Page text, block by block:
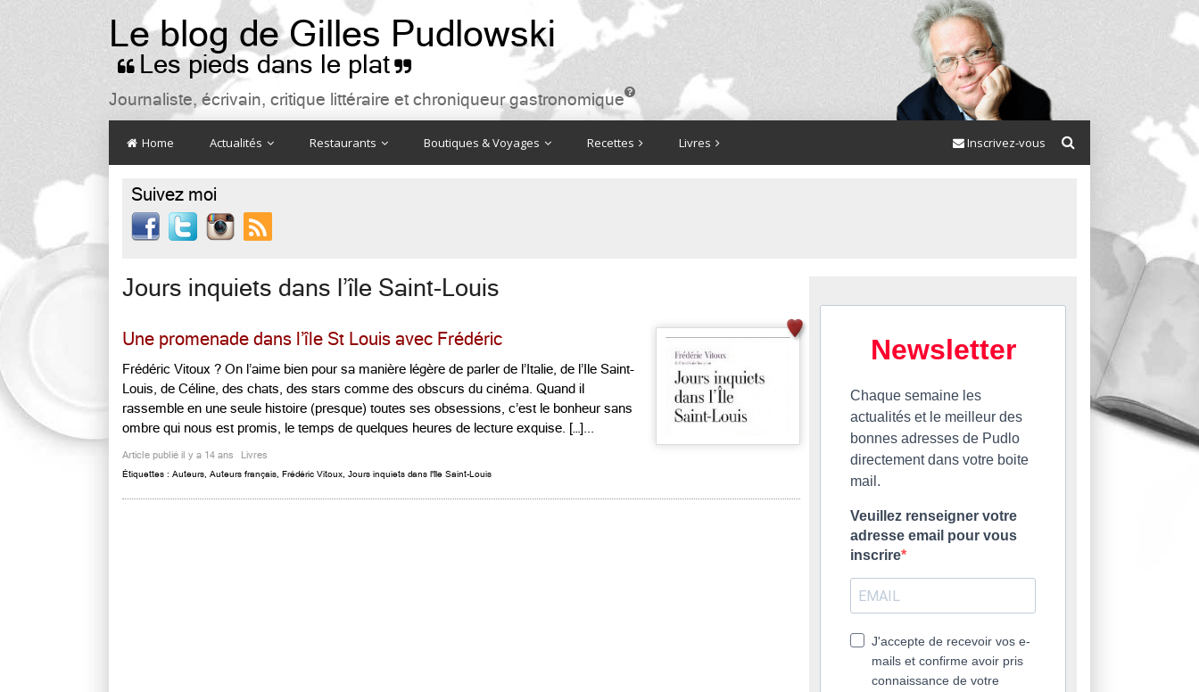
Le blog de Gilles Pudlowski
 Les pieds dans le plat 
Journaliste, écrivain, critique littéraire et chroniqueur gastronomique

Home Actualités Restaurants Boutiques & Voyages Recettes Livres Inscrivez-vous
Suivez moi

Jours inquiets dans l’île Saint-Louis
Une promenade dans l’île St Louis avec Frédéric
Frédéric Vitoux ? On l’aime bien pour sa manière légère de parler de l’Italie, de l’Ile Saint-
Louis, de Céline, des chats, des stars comme des obscurs du cinéma. Quand il
rassemble en une seule histoire (presque) toutes ses obsessions, c’est le bonheur sans
ombre qui nous est promis, le temps de quelques heures de lecture exquise. […]...
Article publié il y a 14 ans Livres
Étiquettes : Auteurs Auteurs français Frédéric Vitoux Jours inquiets dans l'île Saint-Louis
Newsletter
Chaque semaine les
actualités et le meilleur des
bonnes adresses de Pudlo
directement dans votre boite
mail.
Veuillez renseigner votre
adresse email pour vous
inscrire
J'accepte de recevoir vos e-
mails et confirme avoir pris
connaissance de votre